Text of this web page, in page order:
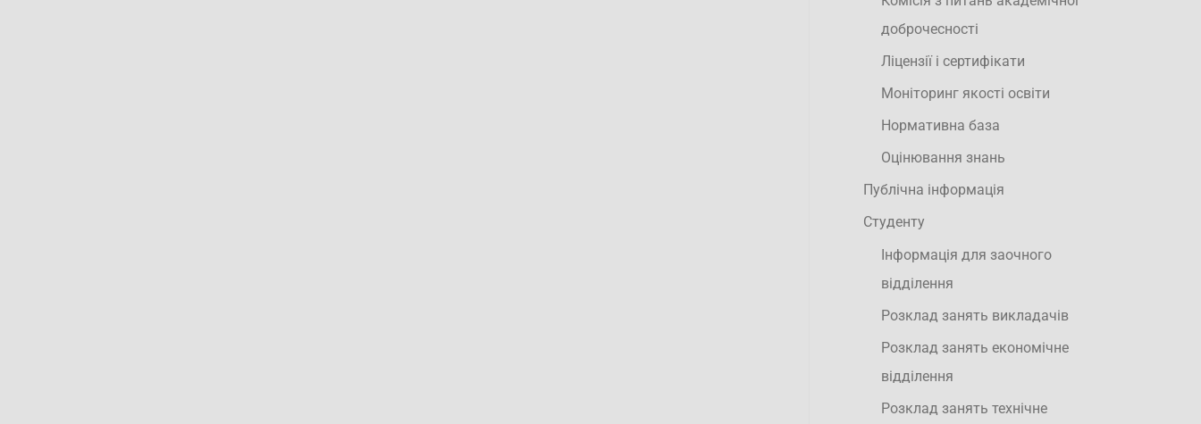
доброчесності
Ліцензії і сертифікати
Моніторинг якості освіти
Нормативна база
Оцінювання знань
Публічна інформація
Студенту
Інформація для заочного
відділення
Розклад занять викладачів
Розклад занять економічне
відділення
Розклад занять технічне